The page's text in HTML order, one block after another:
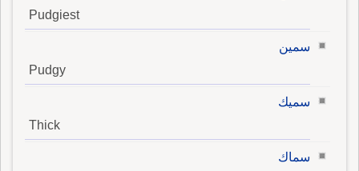
Pudgiest
سمين
Pudgy
سميك
Thick
سماك